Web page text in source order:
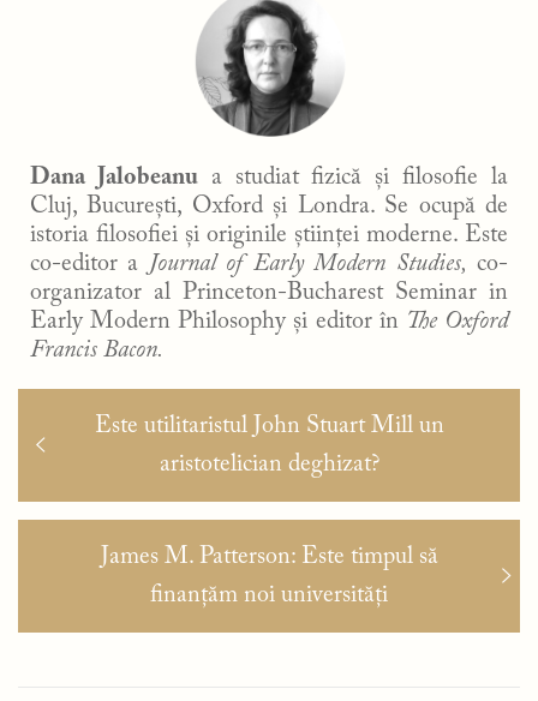
Dana Jalobeanua studiat fizică și filosofie la
Cluj, București, Oxford și Londra. Se ocupă de
istoria filosofiei și originile științei moderne. Este
co-editor a Journal of Early Modern Studies, co-
organizator al Princeton-Bucharest Seminar in
Early Modern Philosophy și editor în The Oxford
Francis Bacon.
Navigare
în
Articolul
anterior:
Este utilitaristul John Stuart Mill un
aristotelician deghizat?
Articolul
următor:
James M. Patterson: Este timpul să
finanțăm noi universități